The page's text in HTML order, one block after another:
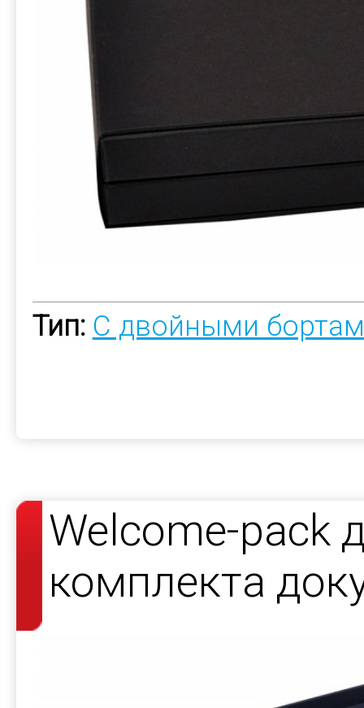
Тип: С двойными
Welcome-pack
комплекта